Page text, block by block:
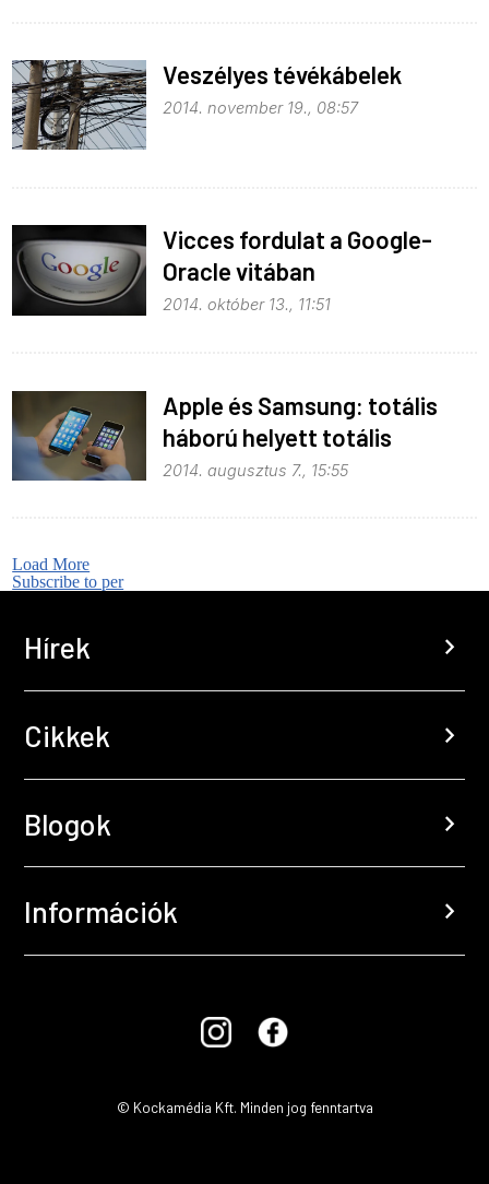
Veszélyes tévékábelek
2014. november 19., 08:57
Vicces fordulat a Google-
Oracle vitában
2014. október 13., 11:51
Apple és Samsung: totális
háború helyett totális
kiegyezés
2014. augusztus 7., 15:55
Load More
Subscribe to per
Hírek chevron_right
Cikkek chevron_right
Blogok chevron_right
Információk chevron_right
© Kockamédia Kft. Minden jog fenntartva